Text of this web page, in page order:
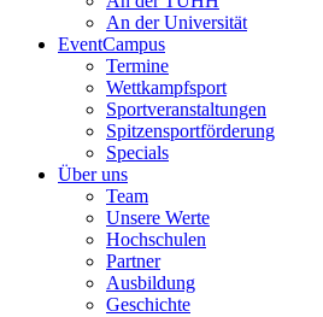
An der Universität
EventCampus
Termine
Wettkampfsport
Sportveranstaltungen
Spitzensportförderung
Specials
Über uns
Team
Unsere Werte
Hochschulen
Partner
Ausbildung
Geschichte